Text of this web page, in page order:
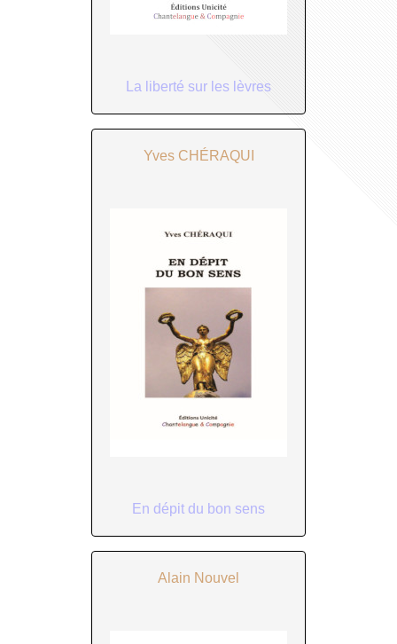
La liberté sur les lèvres
Yves CHÉRAQUI
En dépit du bon sens
Alain Nouvel